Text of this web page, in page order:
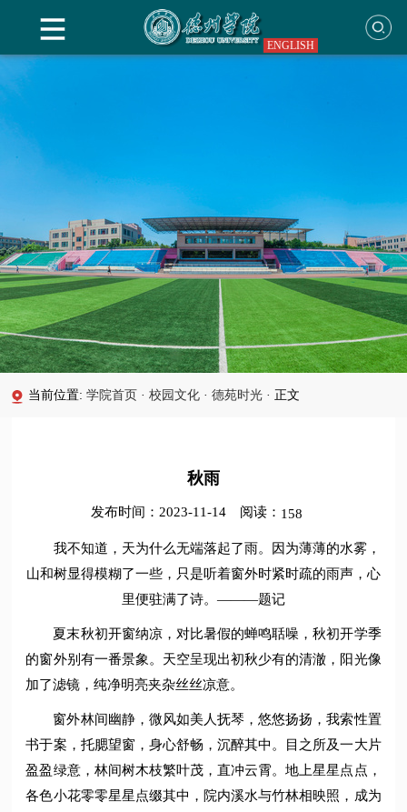
ENGLISH
当前位置:学院首页 · 校园文化 · 德苑时光 · 正文
秋雨
发布时间：2023-11-14 阅读： 158
我不知道，天为什么无端落起了雨。因为薄薄的水雾，
山和树显得模糊了一些，只是听着窗外时紧时疏的雨声，心
里便驻满了诗。———题记
夏末秋初开窗纳凉，对比暑假的蝉鸣聒噪，秋初开学季
的窗外别有一番景象。天空呈现出初秋少有的清澈，阳光像
加了滤镜，纯净明亮夹杂丝丝凉意。
窗外林间幽静，微风如美人抚琴，悠悠扬扬，我索性置
书于案，托腮望窗，身心舒畅，沉醉其中。目之所及一大片
盈盈绿意，林间树木枝繁叶茂，直冲云霄。地上星星点点，
各色小花零零星星点缀其中，院内溪水与竹林相映照，成为